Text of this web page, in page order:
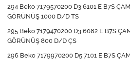
294 Beko 7179570200 D3 6101 E B7S
GÖRÜNÜŞ 1000 D/D TS
295 Beko 7179470200 D3 6082 E B7S
GÖRÜNÜŞ 800 D/D ÇS
296 Beko 7179970200 D5 7101 E B7S